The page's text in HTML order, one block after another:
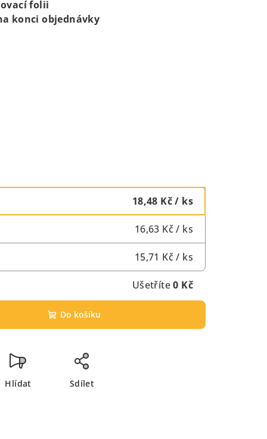
folii
konci objednávky
18,48 Kč/ ks
16,63 Kč/ ks
15,71 Kč/ ks
Ušetříte0 Kč
Do košíku
Hlídat Sdílet